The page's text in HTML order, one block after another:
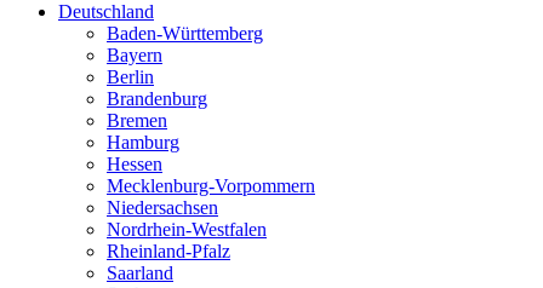
Deutschland
Baden-Württemberg
Bayern
Berlin
Brandenburg
Bremen
Hamburg
Hessen
Mecklenburg-Vorpommern
Niedersachsen
Nordrhein-Westfalen
Rheinland-Pfalz
Saarland